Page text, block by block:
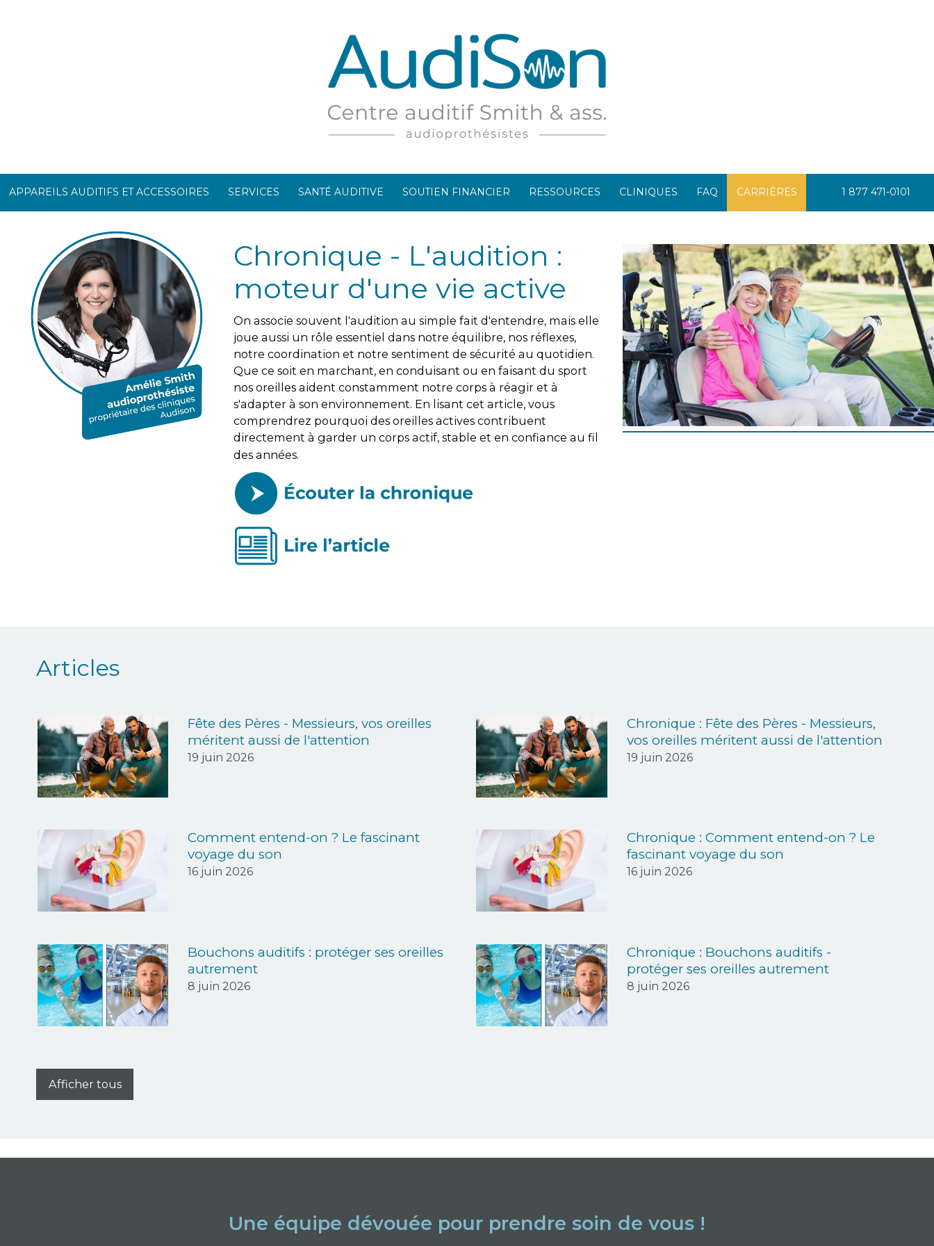
APPAREILS AUDITIFS ET ACCESSOIRES SERVICES SANTÉ AUDITIVE SOUTIEN FINANCIER RESSOURCES CLINIQUES FAQ CARRIÈRES 1 877 471-0101
Chronique - L'audition :
moteur d'une vie active
On associe souvent l'audition au simple fait d'entendre, mais elle
joue aussi un rôle essentiel dans notre équilibre, nos réflexes,
notre coordination et notre sentiment de sécurité au quotidien.
Que ce soit en marchant, en conduisant ou en faisant du sport
nos oreilles aident constamment notre corps à réagir et à
s'adapter à son environnement. En lisant cet article, vous
comprendrez pourquoi des oreilles actives contribuent
directement à garder un corps actif, stable et en confiance au fil
des années.
Articles
Fête des Pères - Messieurs, vos oreilles
méritent aussi de l'attention
19 juin 2026
Chronique : Fête des Pères - Messieurs,
vos oreilles méritent aussi de l'attention
19 juin 2026
Comment entend-on ? Le fascinant
voyage du son
16 juin 2026
Chronique : Comment entend-on ? Le
fascinant voyage du son
16 juin 2026
Bouchons auditifs : protéger ses oreilles
autrement
8 juin 2026
Chronique : Bouchons auditifs -
protéger ses oreilles autrement
8 juin 2026
Afficher tous
Une équipe dévouée pour prendre soin de vous !